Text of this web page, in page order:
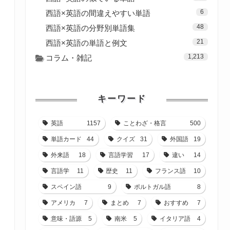
西語×英語の間違えやすい単語 6
西語×英語の分野別単語集 48
西語×英語の単語と例文 21
コラム・雑記 1,213
キーワード
英語 1157 ことわざ・格言 500
単語カード 44 クイズ 31 外国語 19
外来語 18 言語学習 17 違い 14
言語学 11 歴史 11 フランス語 10
スペイン語 9 ポルトガル語 8
アメリカ 7 まとめ 7 おすすめ 7
意味・語源 5 南米 5 イタリア語 4